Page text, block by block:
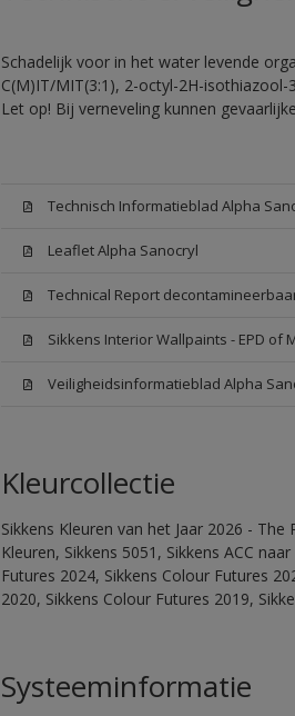
Schadelijk voor in het water levende
C(M)IT/MIT(3:1), 2-octyl-2H-
Let op! Bij verneveling kunnen
Technisch Informatieblad Alpha
Leaflet Alpha Sanocryl
Technical Report
Sikkens Interior Wallpaints - EPD of
Veiligheidsinformatieblad Alpha
Kleurcollectie
Sikkens Kleuren van het Jaar 2026 -
Kleuren, Sikkens 5051, Sikkens ACC
Futures 2024, Sikkens Colour Futures
2020, Sikkens Colour Futures 2019,
Systeeminformatie